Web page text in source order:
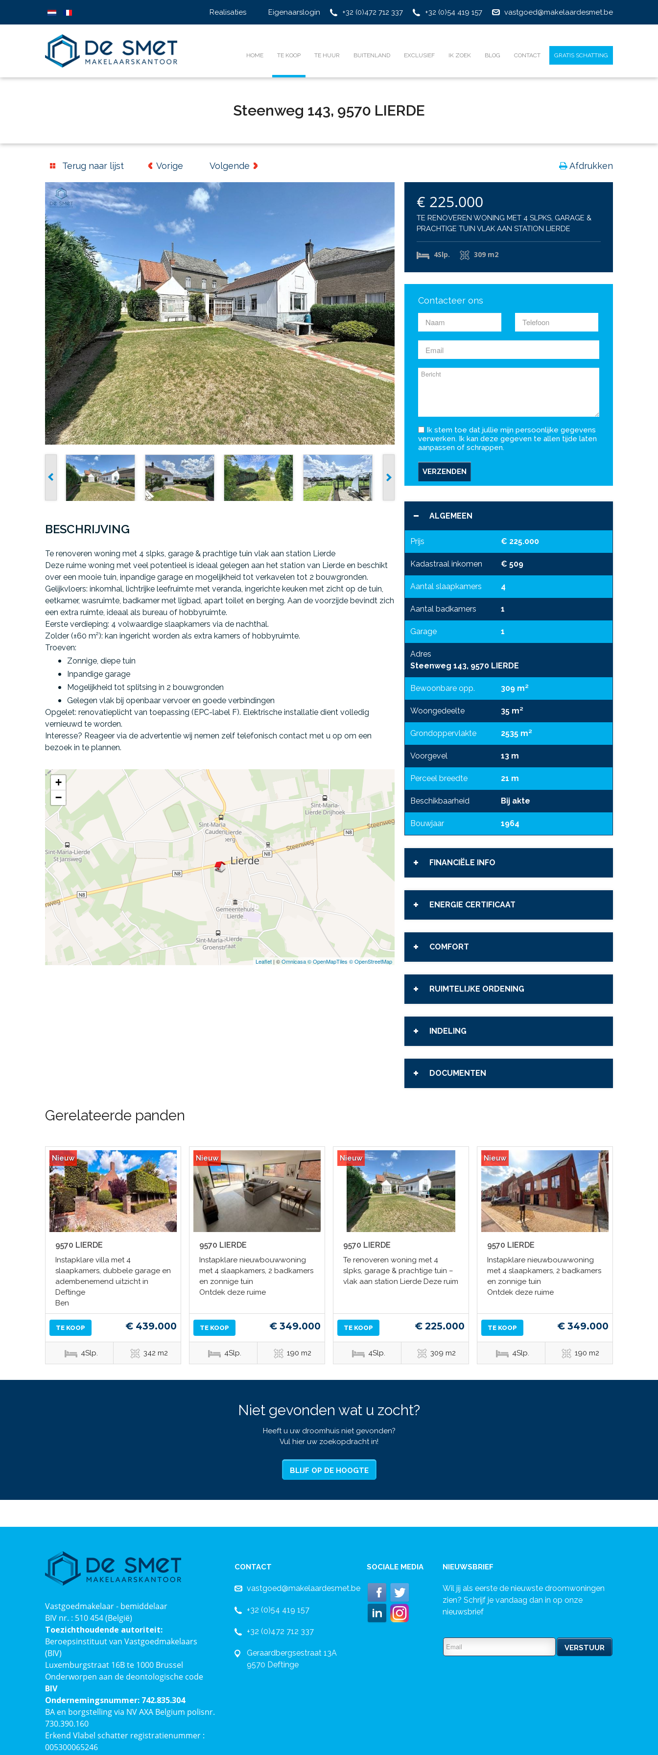
vastgoed@makelaardesmet.be
+32 (0)54 419 157
+32 (0)472 712 337
Eigenaarslogin
Realisaties
HOME TE KOOP TE HUUR BUITENLAND EXCLUSIEF IK ZOEK BLOG CONTACT GRATIS SCHATTING
Steenweg 143, 9570 LIERDE
Afdrukken
Terug naar lijst Vorige Volgende
BESCHRIJVING
Te renoveren woning met 4 slpks, garage & prachtige tuin vlak aan station Lierde
Deze ruime woning met veel potentieel is ideaal gelegen aan het station van Lierde en beschikt
over een mooie tuin, inpandige garage en mogelijkheid tot verkavelen tot 2 bouwgronden.
Gelijkvloers: inkomhal, lichtrijke leefruimte met veranda, ingerichte keuken met zicht op de tuin,
eetkamer, wasruimte, badkamer met ligbad, apart toilet en berging. Aan de voorzijde bevindt zich
een extra ruimte, ideaal als bureau of hobbyruimte.
Eerste verdieping: 4 volwaardige slaapkamers via de nachthal.
Zolder (±60 m²): kan ingericht worden als extra kamers of hobbyruimte.
Troeven:
Zonnige, diepe tuin
Inpandige garage
Mogelijkheid tot splitsing in 2 bouwgronden
Gelegen vlak bij openbaar vervoer en goede verbindingen
Opgelet: renovatieplicht van toepassing (EPC-label F). Elektrische installatie dient volledig
vernieuwd te worden.
Interesse? Reageer via de advertentie wij nemen zelf telefonisch contact met u op om een
bezoek in te plannen.
+
−
Leaflet | ©Omnicasa ©OpenMapTiles ©OpenStreetMap
€ 225.000
TE RENOVEREN WONING MET 4 SLPKS, GARAGE &
PRACHTIGE TUIN VLAK AAN STATION LIERDE
4Slp. 309 m2
Contacteer ons
Ik stem toe dat jullie mijn persoonlijke gegevens
verwerken. Ik kan deze gegeven te allen tijde laten
aanpassen of schrappen.
VERZENDEN
ALGEMEEN
Prijs € 225.000
Kadastraal inkomen € 509
Aantal slaapkamers 4
Aantal badkamers 1
Garage 1
Adres
Steenweg 143, 9570 LIERDE
Bewoonbare opp. 309 m²
Woongedeelte 35 m²
Grondoppervlakte 2535 m²
Voorgevel 13 m
Perceel breedte 21 m
Beschikbaarheid Bij akte
Bouwjaar 1964
FINANCIËLE INFO
ENERGIE CERTIFICAAT
COMFORT
RUIMTELIJKE ORDENING
INDELING
DOCUMENTEN
Gerelateerde panden
Nieuw
9570 LIERDE
Instapklare villa met 4
slaapkamers, dubbele garage en
adembenemend uitzicht in
Deftinge
Ben
TE KOOP € 439.000
4Slp. 342 m2
Nieuw
9570 LIERDE
Instapklare nieuwbouwwoning
met 4 slaapkamers, 2 badkamers
en zonnige tuin
Ontdek deze ruime
TE KOOP € 349.000
4Slp. 190 m2
Nieuw
9570 LIERDE
Te renoveren woning met 4
slpks, garage & prachtige tuin –
vlak aan station Lierde Deze ruim
TE KOOP € 225.000
4Slp. 309 m2
Nieuw
9570 LIERDE
Instapklare nieuwbouwwoning
met 4 slaapkamers, 2 badkamers
en zonnige tuin
Ontdek deze ruime
TE KOOP € 349.000
4Slp. 190 m2
Niet gevonden wat u zocht?
Heeft u uw droomhuis niet gevonden?
Vul hier uw zoekopdracht in!
BLIJF OP DE HOOGTE
Vastgoedmakelaar - bemiddelaar
BIV nr. : 510 454 (België)
Toezichthoudende autoriteit:
Beroepsinstituut van Vastgoedmakelaars
(BIV)
Luxemburgstraat 16B te 1000 Brussel
Onderworpen aan de deontologische code
BIV
Ondernemingsnummer: 742.835.304
BA en borgstelling via NV AXA Belgium polisnr.
730.390.160
Erkend Vlabel schatter registratienummer :
005300065246
CONTACT
vastgoed@makelaardesmet.be
+32 (0)54 419 157
+32 (0)472 712 337
Geraardbergsestraat 13A
9570 Deftinge
SOCIALE MEDIA NIEUWSBRIEF
Wil jij als eerste de nieuwste droomwoningen
zien? Schrijf je vandaag dan in op onze
nieuwsbrief